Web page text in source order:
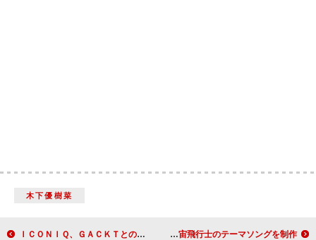
木下優樹菜
ＩＣＯＮＩＱ、ＧＡＣＫＴとの熱愛報道に「大好き」 ヘアビューティーイベントのアンバサダーに就任 河口恭吾「宇宙で聞いて、感想を」 星出宇宙飛行士のテーマソングを制作